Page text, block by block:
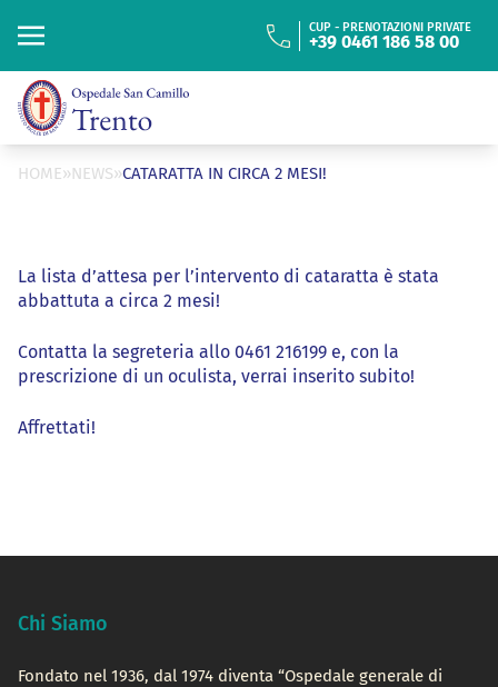
CUP - PRENOTAZIONI PRIVATE
+39 0461 186 58 00
Cerca
HOME»NEWS»CATARATTA IN CIRCA 2 MESI!
La lista d’attesa per l’intervento di cataratta è stata
abbattuta a circa 2 mesi!
Contatta la segreteria allo 0461 216199 e, con la
prescrizione di un oculista, verrai inserito subito!
Affrettati!
Chi Siamo
Fondato nel 1936, dal 1974 diventa “Ospedale generale di